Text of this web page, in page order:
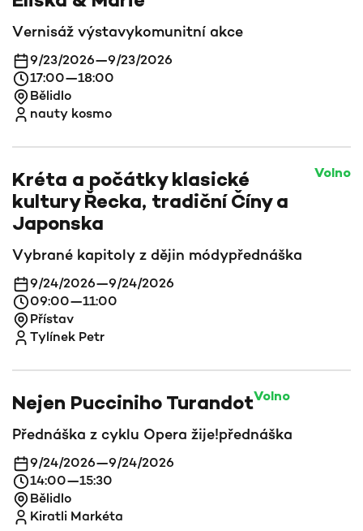
Vernisáž výstavykomunitní akce
9/23/2026—9/23/2026
17:00—18:00
Bělidlo
nauty kosmo
Kréta a počátky klasické
kultury Řecka, tradiční Číny a
Japonska
Volno
Vybrané kapitoly z dějin módypřednáška
9/24/2026—9/24/2026
09:00—11:00
Přístav
Tylínek Petr
Nejen Pucciniho TurandotVolno
Přednáška z cyklu Opera žije!přednáška
9/24/2026—9/24/2026
14:00—15:30
Bělidlo
Kiratli Markéta